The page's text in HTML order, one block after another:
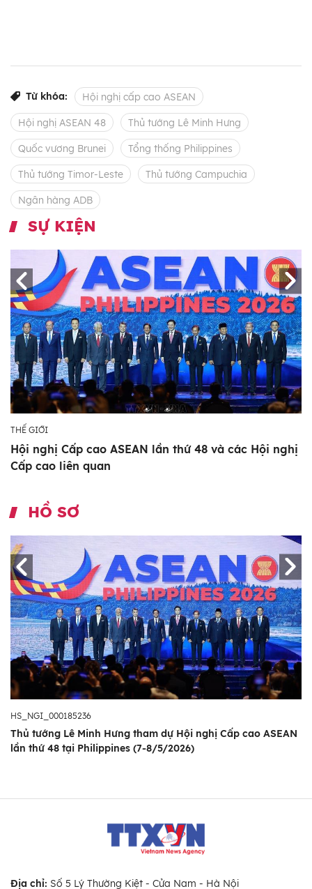
Từ khóa: Hội nghị cấp cao ASEAN
Hội nghị ASEAN 48 Thủ tướng Lê Minh Hưng
Quốc vương Brunei Tổng thống Philippines
Thủ tướng Timor-Leste Thủ tướng Campuchia
Ngân hàng ADB
SỰ KIỆN
THẾ GIỚI
Hội nghị Cấp cao ASEAN lần thứ 48 và các Hội nghị
Cấp cao liên quan
HỒ SƠ
HS_NGI_000185236
Thủ tướng Lê Minh Hưng tham dự Hội nghị Cấp cao ASEAN
lần thứ 48 tại Philippines (7-8/5/2026)
Địa chỉ: Số 5 Lý Thường Kiệt - Cửa Nam - Hà Nội